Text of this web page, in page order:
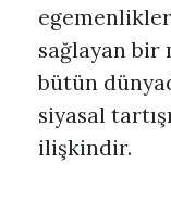
sağlayan bir
bütün
siyasal
ilişkindir.